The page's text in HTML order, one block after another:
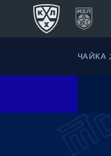
ЧАЙКА